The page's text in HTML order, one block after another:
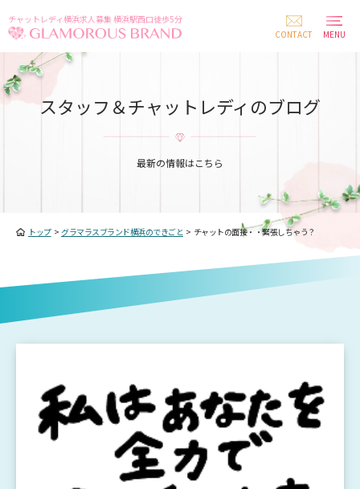
チャットレディ横浜求人募集 横浜駅西口徒歩5分
CONTACT
MENU
スタッフ＆チャットレディのブログ
最新の情報はこちら
トップ> グラマラスブランド横浜のできごと > チャットの面接・・緊張しちゃう？